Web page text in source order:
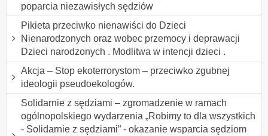
poparcia niezawisłych sędziów
Pikieta przeciwko nienawiści do Dzieci
Nienarodzonych oraz wobec przemocy i deprawacji
Dzieci narodzonych . Modlitwa w intencji dzieci .
Akcja – Stop ekoterrorystom – przeciwko zgubnej
ideologii pseudoekologów.
Solidarnie z sędziami – zgromadzenie w ramach
ogólnopolskiego wydarzenia „Robimy to dla wszystkich
- Solidarnie z sędziami” - okazanie wsparcia sędziom